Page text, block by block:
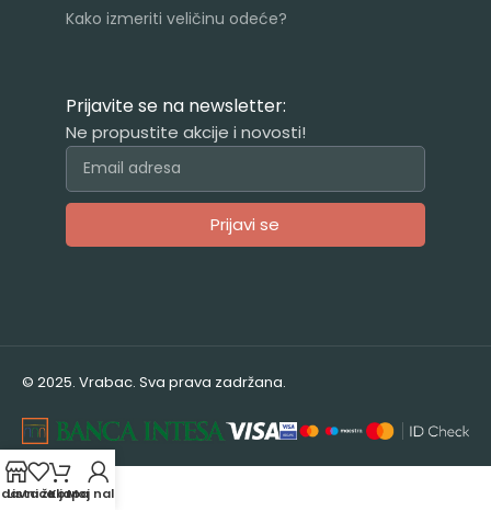
Kako izmeriti veličinu odeće?
Prijavite se na newsletter:
Ne propustite akcije i novosti!
Prijavi se
© 2025. Vrabac. Sva prava zadržana.
Lista željaKorpaMoj nalog